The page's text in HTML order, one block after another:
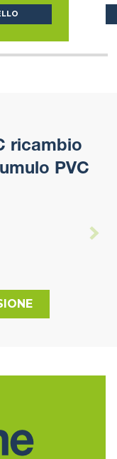
ricambio
PVC